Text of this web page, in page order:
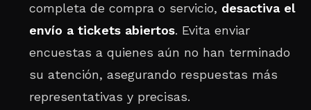
completa de compra o servicio, desactiva el
envío a tickets abiertos. Evita enviar
encuestas a quienes aún no han terminado
su atención, asegurando respuestas más
representativas y precisas.